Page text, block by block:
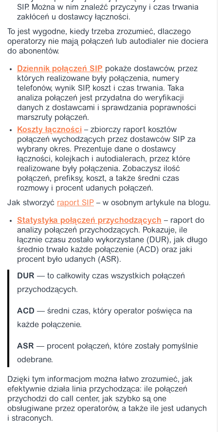
SIP. Można w nim znaleźć przyczyny i czas trwania
zakłóceń u dostawcy łączności.
To jest wygodne, kiedy trzeba zrozumieć, dlaczego
operatorzy nie mają połączeń lub autodialer nie dociera
do abonentów.
Dziennik połączeń SIP pokaże dostawców, przez
których realizowane były połączenia, numery
telefonów, wynik SIP, koszt i czas trwania. Taka
analiza połączeń jest przydatna do weryfikacji
danych z dostawcami i sprawdzania poprawności
marszruty połączeń.
Koszty łączności – zbiorczy raport kosztów
połączeń wychodzących przez dostawców SIP za
wybrany okres. Prezentuje dane o dostawcy
łączności, kolejkach i autodialerach, przez które
realizowane były połączenia. Zobaczysz ilość
połączeń, prefiksy, koszt, a także średni czas
rozmowy i procent udanych połączeń.
Jak stworzyć raport SIP – w osobnym artykule na blogu.
Statystyka połączeń przychodzących – raport do
analizy połączeń przychodzących. Pokazuje, ile
łącznie czasu zostało wykorzystane (DUR), jak długo
średnio trwało każde połączenie (ACD) oraz jaki
procent było udanych (ASR).
DUR — to całkowity czas wszystkich połączeń
przychodzących.
ACD — średni czas, który operator poświęca na
każde połączenie.
ASR — procent połączeń, które zostały pomyślnie
odebrane.
Dzięki tym informacjom można łatwo zrozumieć, jak
efektywnie działa linia przychodząca: ile połączeń
przychodzi do call center, jak szybko są one
obsługiwane przez operatorów, a także ile jest udanych
i straconych.